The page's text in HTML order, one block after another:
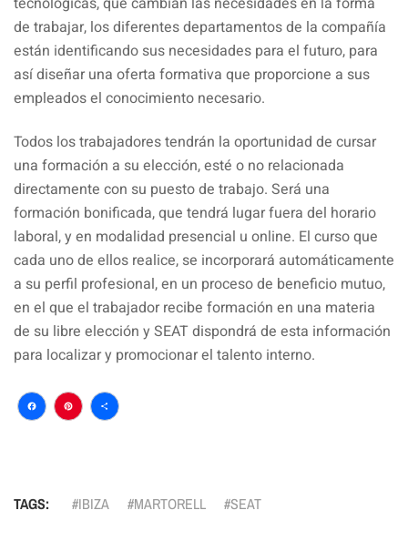
de trabajar, los diferentes departamentos de la compañía
están identificando sus necesidades para el futuro, para
así diseñar una oferta formativa que proporcione a sus
empleados el conocimiento necesario.
Todos los trabajadores tendrán la oportunidad de cursar
una formación a su elección, esté o no relacionada
directamente con su puesto de trabajo. Será una
formación bonificada, que tendrá lugar fuera del horario
laboral, y en modalidad presencial u online. El curso que
cada uno de ellos realice, se incorporará automáticamente
a su perfil profesional, en un proceso de beneficio mutuo,
en el que el trabajador recibe formación en una materia
de su libre elección y SEAT dispondrá de esta información
para localizar y promocionar el talento interno.
Facebook
Pinterest
Compartir
TAGS: IBIZA MARTORELL SEAT